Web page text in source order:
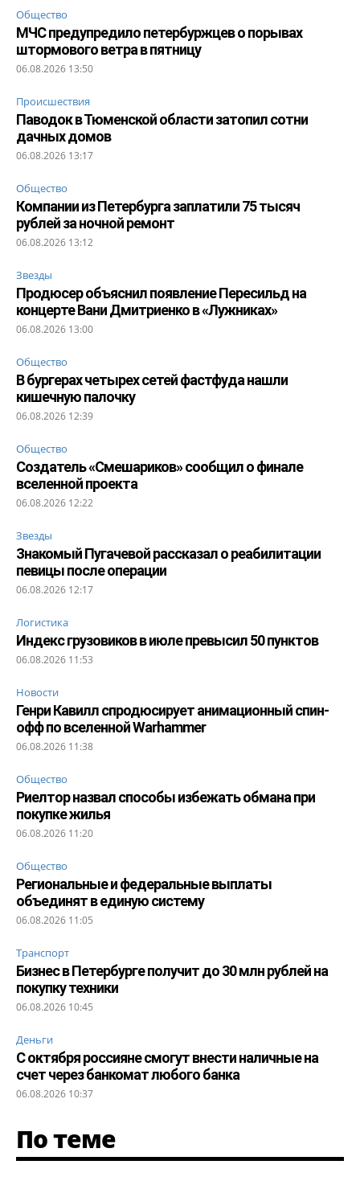
Общество
МЧС предупредило петербуржцев о порывах
штормового ветра в пятницу
06.08.2026 13:50
Происшествия
Паводок в Тюменской области затопил сотни
дачных домов
06.08.2026 13:17
Общество
Компании из Петербурга заплатили 75 тысяч
рублей за ночной ремонт
06.08.2026 13:12
Звезды
Продюсер объяснил появление Пересильд на
концерте Вани Дмитриенко в «Лужниках»
06.08.2026 13:00
Общество
В бургерах четырех сетей фастфуда нашли
кишечную палочку
06.08.2026 12:39
Общество
Создатель «Смешариков» сообщил о финале
вселенной проекта
06.08.2026 12:22
Звезды
Знакомый Пугачевой рассказал о реабилитации
певицы после операции
06.08.2026 12:17
Логистика
Индекс грузовиков в июле превысил 50 пунктов
06.08.2026 11:53
Новости
Генри Кавилл спродюсирует анимационный спин-
офф по вселенной Warhammer
06.08.2026 11:38
Общество
Риелтор назвал способы избежать обмана при
покупке жилья
06.08.2026 11:20
Общество
Региональные и федеральные выплаты
объединят в единую систему
06.08.2026 11:05
Транспорт
Бизнес в Петербурге получит до 30 млн рублей на
покупку техники
06.08.2026 10:45
Деньги
С октября россияне смогут внести наличные на
счет через банкомат любого банка
06.08.2026 10:37
По теме